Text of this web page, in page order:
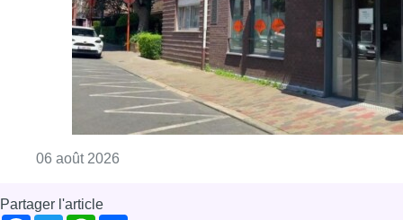
06 août 2026
Partager l'article